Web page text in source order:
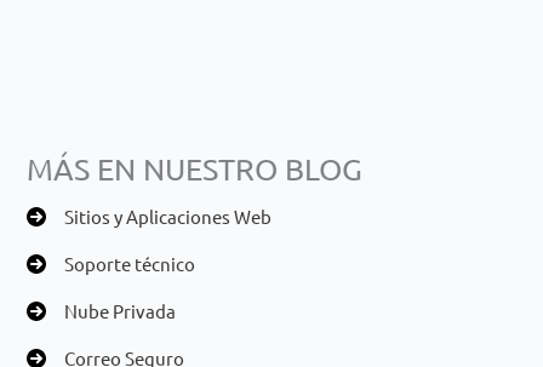
MÁS EN NUESTRO BLOG
Sitios y Aplicaciones Web
Soporte técnico
Nube Privada
Correo Seguro